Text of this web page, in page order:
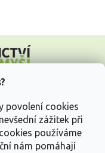
povolení cookies
zážitek při
používáme
nám pomáhají